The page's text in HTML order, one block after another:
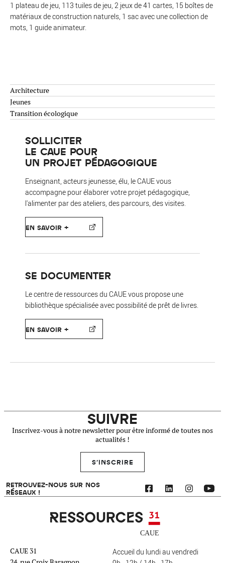
Architecture
Jeunes
Transition écologique
SOLLICITER
LE CAUE POUR
UN PROJET PÉDAGOGIQUE
Enseignant, acteurs jeunesse, élu, le CAUE vous
accompagne pour élaborer votre projet pédagogique,
l'alimenter par des ateliers, des parcours, des visites.
EN SAVOIR +
SE DOCUMENTER
Le centre de ressources du CAUE vous propose une
bibliothèque spécialisée avec possibilité de prêt de livres.
EN SAVOIR +
1 plateau de jeu, 113 tuiles de jeu, 2 jeux de 41 cartes, 15 boîtes de
matériaux de construction naturels, 1 sac avec une collection de
mots, 1 guide animateur.
SUIVRE
Inscrivez-vous à notre newsletter pour être informé de toutes nos
actualités !
S'INSCRIRE
RETROUVEZ-NOUS SUR NOS
RÉSEAUX !
Ressources 31
CAUE 31
Accueil du lundi au vendredi